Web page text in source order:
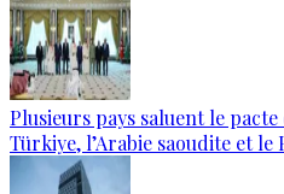
Plusieurs pays saluent le
Türkiye, l’Arabie saoudite et le